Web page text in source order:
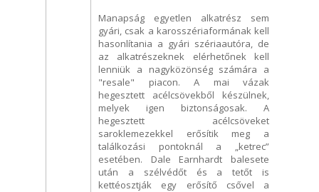
Manapság egyetlen alkatrész sem
gyári, csak a karosszériaformának kell
hasonlítania a gyári szériaautóra, de
az alkatrészeknek elérhetőnek kell
lenniük a nagyközönség számára a
"resale" piacon. A mai vázak
hegesztett acélcsövekből készülnek,
melyek igen biztonságosak. A
hegesztett acélcsöveket
saroklemezekkel erősítik meg a
találkozási pontoknál a „ketrec”
esetében. Dale Earnhardt balesete
után a szélvédőt és a tetőt is
kettéosztják egy erősítő csővel a